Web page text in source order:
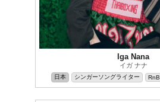
Iga Nana
イガ ナナ
日本 シンガーソングライター RnB